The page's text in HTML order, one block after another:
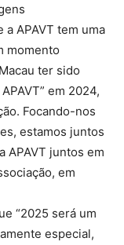
APAVT tem uma
momento
ter sido
em 2024,
Focando-nos
estamos juntos
APAVT juntos em
em
“2025 será um
especial,